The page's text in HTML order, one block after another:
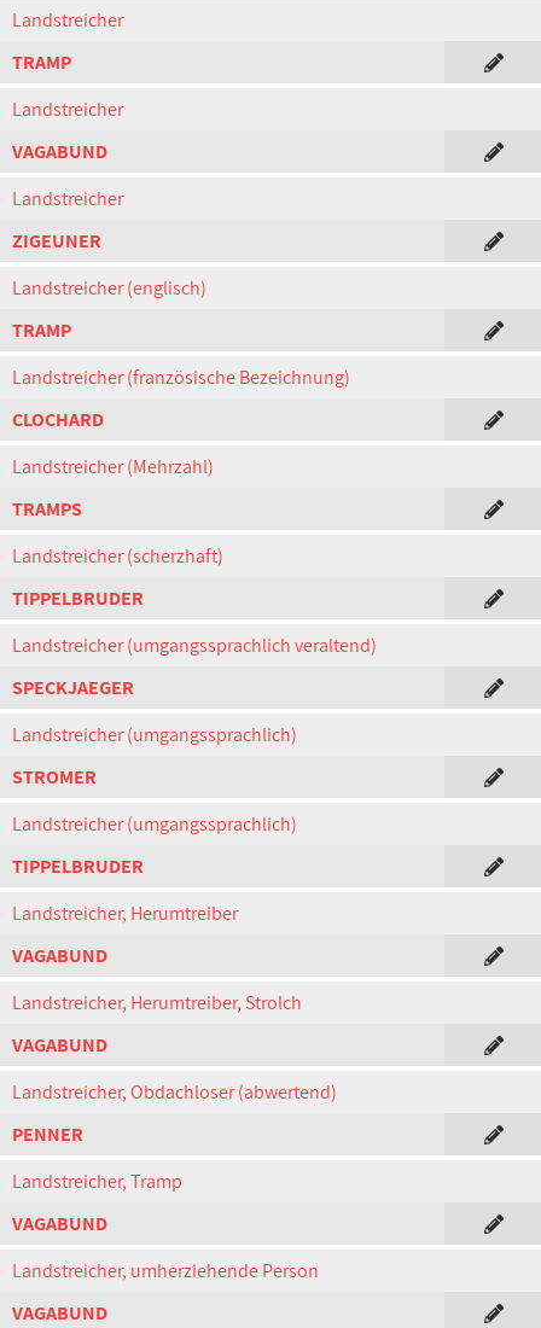
Landstreicher
TRAMP
Landstreicher
VAGABUND
Landstreicher
ZIGEUNER
Landstreicher (englisch)
TRAMP
Landstreicher (französische Bezeichnung)
CLOCHARD
Landstreicher (Mehrzahl)
TRAMPS
Landstreicher (scherzhaft)
TIPPELBRUDER
Landstreicher (umgangssprachlich veraltend)
SPECKJAEGER
Landstreicher (umgangssprachlich)
STROMER
Landstreicher (umgangssprachlich)
TIPPELBRUDER
Landstreicher, Herumtreiber
VAGABUND
Landstreicher, Herumtreiber, Strolch
VAGABUND
Landstreicher, Obdachloser (abwertend)
PENNER
Landstreicher, Tramp
VAGABUND
Landstreicher, umherziehende Person
VAGABUND